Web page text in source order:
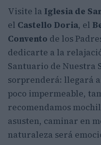
Visite la Iglesia de
el Castello Doria, el
Convento de los
dedicarte a la
Santuario de Nuestra
sorprenderá: llegará
poco impermeable,
recomendamos
asusten, caminar en
naturaleza será